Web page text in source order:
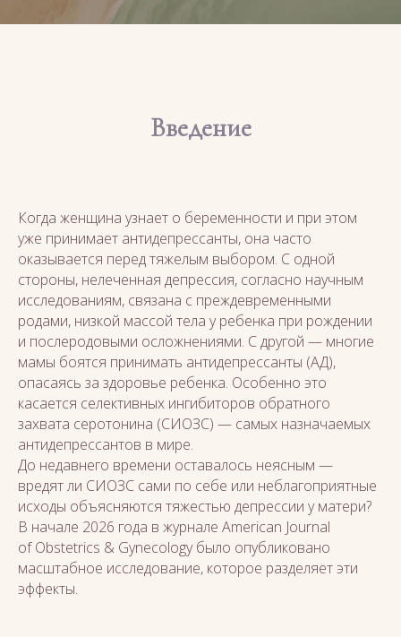
Введение
Когда женщина узнает о беременности и при этом
уже принимает антидепрессанты, она часто
оказывается перед тяжелым выбором. С одной
стороны, нелеченная депрессия, согласно научным
исследованиям, связана с преждевременными
родами, низкой массой тела у ребенка при рождении
и послеродовыми осложнениями. С другой — многие
мамы боятся принимать антидепрессанты (АД),
опасаясь за здоровье ребенка. Особенно это
касается селективных ингибиторов обратного
захвата серотонина (СИОЗС) — самых назначаемых
антидепрессантов в мире.
До недавнего времени оставалось неясным —
вредят ли СИОЗС сами по себе или неблагоприятные
исходы объясняются тяжестью депрессии у матери?
В начале 2026 года в журнале American Journal
of Obstetrics & Gynecology было опубликовано
масштабное исследование, которое разделяет эти
эффекты.